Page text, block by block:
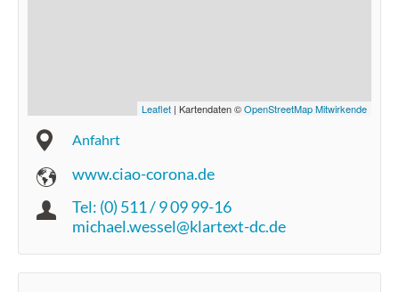
Leaflet | Kartendaten ©OpenStreetMap Mitwirkende
Anfahrt
www.ciao-corona.de
Tel: (0) 511 / 9 09 99-16
michael.wessel@klartext-dc.de